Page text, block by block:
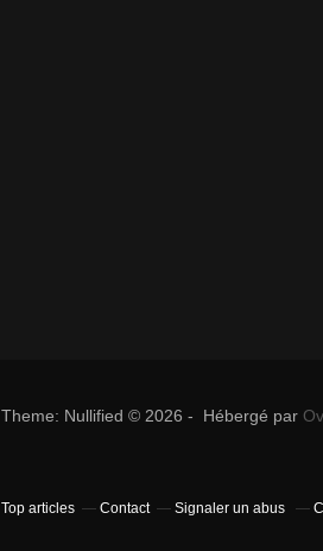
Theme: Nullified © 2026 - Hébergé par
Top articles Contact Signaler un abus